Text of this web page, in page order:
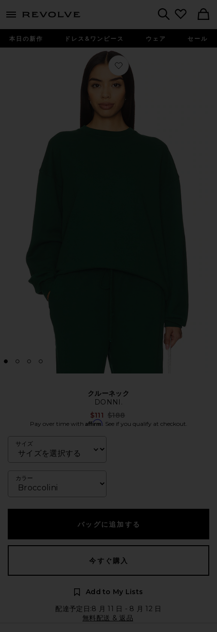
menu - shows more content
本日の新作 ドレス&ワンピース ウェア セール
お気に入り クルーネック
クルーネック
DONNI.
$111 Previous price:
$188
Pay over time with Affirm. See if you qualify at checkout.
サイズ
カラー
バッグに追加する
今すぐ購入
Add to My Lists
配達予定日:8 月 11 日 - 8 月 12 日
無料配送 & 返品